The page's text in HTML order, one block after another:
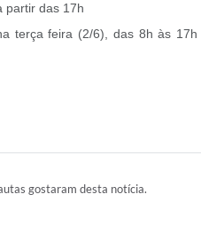
partir das 17h
terça feira (2/6), das 8h às
gostaram desta notícia.